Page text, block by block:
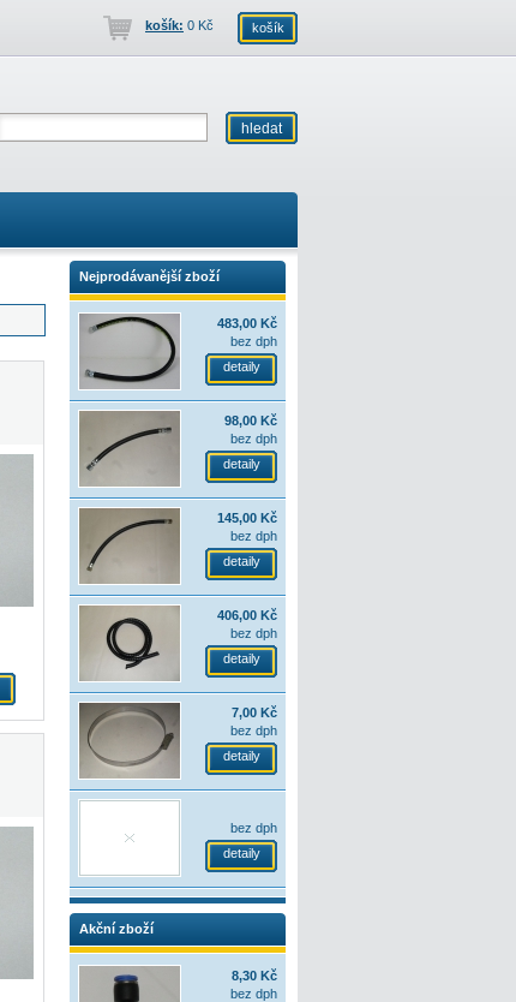
košík: 0 Kč košík
Nejprodávanější zboží
483,00 Kč
bez dph
detaily
98,00 Kč
bez dph
detaily
145,00 Kč
bez dph
detaily
406,00 Kč
bez dph
detaily
7,00 Kč
bez dph
detaily
bez dph
detaily
Akční zboží
8,30 Kč
bez dph